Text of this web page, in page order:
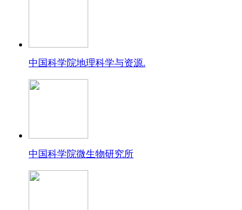
中国科学院地理科学与资源.
中国科学院微生物研究所